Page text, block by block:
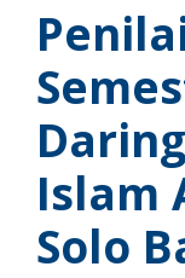
Islam
Solo